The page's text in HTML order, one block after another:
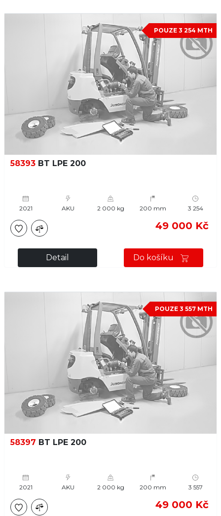
POUZE 3 254 MTH
58393 BT LPE 200
2021 AKU 2 000 kg 200 mm 3 254
49 000 Kč
Detail Do košíku
POUZE 3 557 MTH
58397 BT LPE 200
2021 AKU 2 000 kg 200 mm 3 557
49 000 Kč